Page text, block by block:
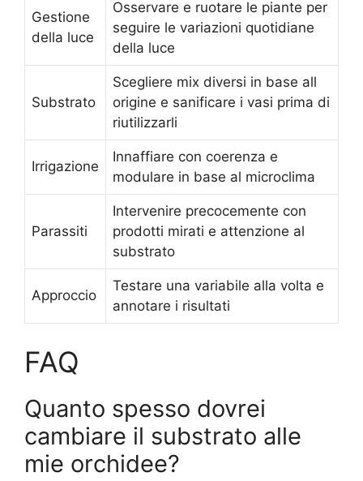
Gestione
della luce
Osservare e ruotare le piante per
seguire le variazioni quotidiane
della luce
Substrato
Scegliere mix diversi in base all
origine e sanificare i vasi prima di
riutilizzarli
Irrigazione
Innaffiare con coerenza e
modulare in base al microclima
Parassiti
Intervenire precocemente con
prodotti mirati e attenzione al
substrato
Approccio
Testare una variabile alla volta e
annotare i risultati
FAQ
Quanto spesso dovrei
cambiare il substrato alle
mie orchidee?